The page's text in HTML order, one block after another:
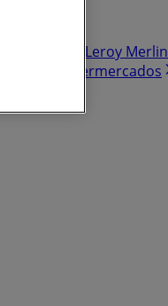
Leroy Merlin
Belita Supermercados